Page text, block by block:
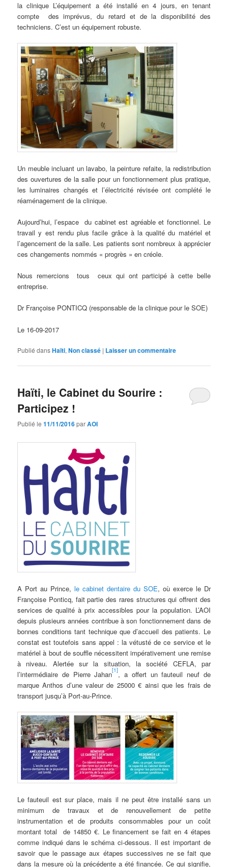
la clinique L’équipement a été installé en 4 jours, en tenant
compte des imprévus, du retard et de la disponibilité des
techniciens. C’est un équipement robuste.
Un meuble incluant un lavabo, la peinture refaite, la redistribution
des ouvertures de la salle pour un fonctionnement plus pratique,
les luminaires changés et l’électricité révisée ont complété le
réaménagement de la clinique.
Aujourd’hui, l’espace du cabinet est agréable et fonctionnel. Le
travail y est rendu plus facile grâce à la qualité du matériel et
l’agencement de la salle. Les patients sont nombreux à apprécier
ces changements nommés « progrès » en créole.
Nous remercions tous ceux qui ont participé à cette belle
entreprise.
Dr Françoise PONTICQ (responsable de la clinique pour le SOE)
Le 16-09-2017
Publié dansHaïti,Non classé | Laisser un commentaire
Haïti, le Cabinet du Sourire :
Participez !
Publié le11/11/2016parAOI
A Port au Prince,le cabinet dentaire du SOE, où exerce le Dr
Françoise Ponticq, fait partie des rares structures qui offrent des
services de qualité à prix accessibles pour la population. L’AOI
depuis plusieurs années contribue à son fonctionnement dans de
bonnes conditions tant technique que d’accueil des patients. Le
constat est toutefois sans appel : la vétusté de ce service et le
matériel à bout de souffle nécessitent impérativement une remise
à niveau. Alertée sur la situation, la société CEFLA, par
l’intermédiaire de Pierre Jahan[1], a offert un fauteuil neuf de
marque Anthos d’une valeur de 25000 € ainsi que les frais de
transport jusqu’à Port-au-Prince.
Le fauteuil est sur place, mais il ne peut être installé sans un
minimum de travaux et de renouvellement de petite
instrumentation et de produits consommables pour un coût
montant total de 14850 €. Le financement se fait en 4 étapes
comme indiqué dans le schéma ci-dessous. Il est important de
savoir que le passage aux étapes successives ne se fait que
dans la mesure où la précédente a été financée. Ce qui signifie,